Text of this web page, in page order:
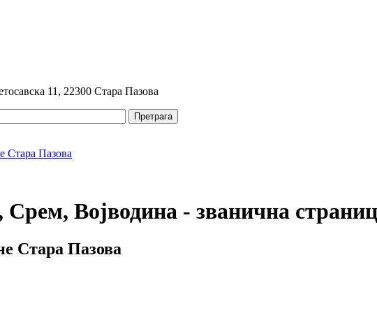
11, 22300 Стара Пазова
Претрага
Војводина - званична
Стара Пазова